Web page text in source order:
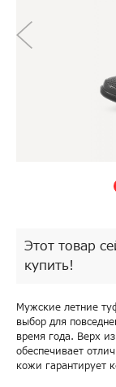
Этот товар
купить!
Мужские летние
выбор для
время года. Верх
обеспечивает
кожи гарантирует